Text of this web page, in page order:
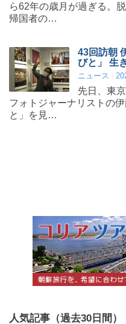
ら62年の歳月が過ぎる。
帰国者の…
43回訪朝
びと」 生
ニュース
先日、東
フォトジャーナリストの
と」を見…
人気記事（過去30日間）